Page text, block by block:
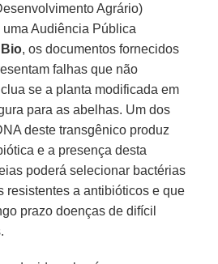
Agrário)
Audiência Pública
, os documentos fornecidos
falhas que não
se a planta modificada em
para as abelhas. Um dos
deste transgênico produz
e a presença desta
poderá selecionar bactérias
resistentes a antibióticos e que
prazo doenças de difícil